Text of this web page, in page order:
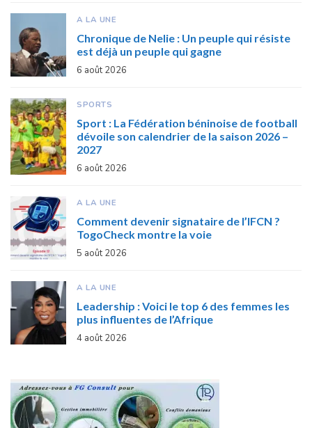
A LA UNE
Chronique de Nelie : Un peuple qui résiste
est déjà un peuple qui gagne
6 août 2026
SPORTS
Sport : La Fédération béninoise de football
dévoile son calendrier de la saison 2026 –
2027
6 août 2026
A LA UNE
Comment devenir signataire de l’IFCN ?
TogoCheck montre la voie
5 août 2026
A LA UNE
Leadership : Voici le top 6 des femmes les
plus influentes de l’Afrique
4 août 2026